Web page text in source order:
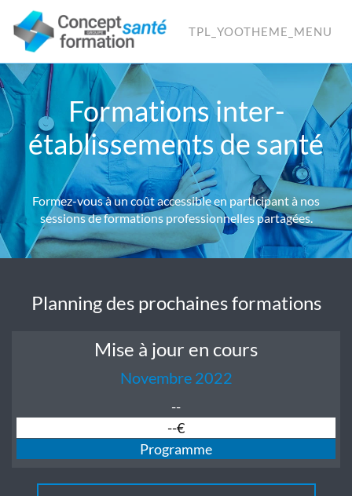
TPL_YOOTHEME_MENU
Formations inter-
établissements de santé
Formez-vous à un coût accessible en participant à nos
sessions de formations professionnelles partagées.
Planning des prochaines formations
Mise à jour en cours
Novembre 2022
--
--€
Programme